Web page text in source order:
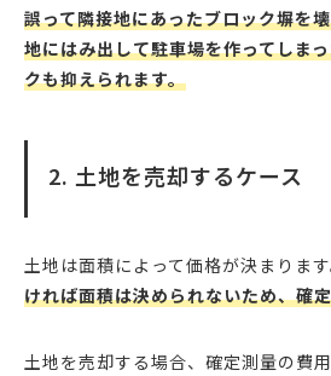
誤って隣接地にあったブロック塀を
地にはみ出して駐車場を作ってしま
クも抑えられます。
2. 土地を売却するケース
土地は面積によって価格が決まります
ければ面積は決められないため、確
土地を売却する場合、確定測量の費